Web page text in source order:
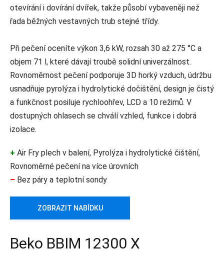
otevírání i dovírání dvířek, takže působí vybaveněji než
řada běžných vestavných trub stejné třídy.
Při pečení oceníte výkon 3,6 kW, rozsah 30 až 275 °C a
objem 71 l, které dávají troubě solidní univerzálnost.
Rovnoměrnost pečení podporuje 3D horký vzduch, údržbu
usnadňuje pyrolýza i hydrolytické dočištění, design je čistý
a funkčnost posiluje rychloohřev, LCD a 10 režimů. V
dostupných ohlasech se chválí vzhled, funkce i dobrá
izolace.
+ Air Fry plech v balení, Pyrolýza i hydrolytické čištění,
Rovnoměrné pečení na více úrovních
– Bez páry a teplotní sondy
ZOBRAZIT NABÍDKU
Beko BBIM 12300 X